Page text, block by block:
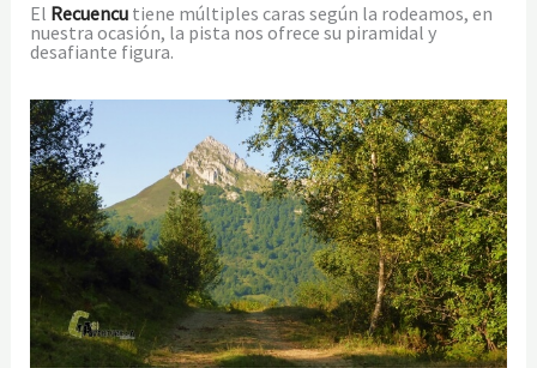
El Recuencutiene múltiples caras según la rodeamos, en
nuestra ocasión, la pista nos ofrece su piramidal y
desafiante figura.